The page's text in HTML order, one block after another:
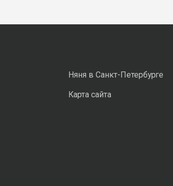
Няня в Санкт-Петербурге
Карта сайта